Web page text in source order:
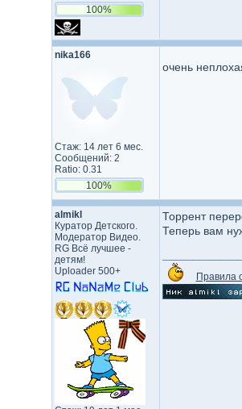
100%
nika166
Стаж: 14 лет 6 мес.
Сообщений: 2
Ratio: 0.31
100%
очень
almikl
Куратор Детского.
Модератор Видео.
RG Всё лучшее -
детям!
Uploader 500+
Торрент
Теперь вам
Правила